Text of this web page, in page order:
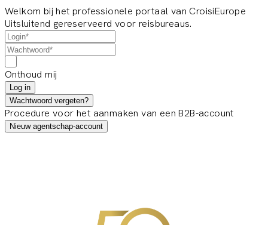
Welkom bij het professionele portaal van CroisiEurope
Uitsluitend gereserveerd voor reisbureaus.
Onthoud mij
Log in
Wachtwoord vergeten?
Procedure voor het aanmaken van een B2B-account
Nieuw agentschap-account